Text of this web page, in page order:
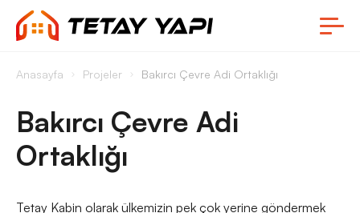
Anasayfa Projeler Bakırcı Çevre Adi Ortaklığı
Bakırcı Çevre Adi
Ortaklığı
Tetay Kabin olarak ülkemizin pek çok yerine göndermek